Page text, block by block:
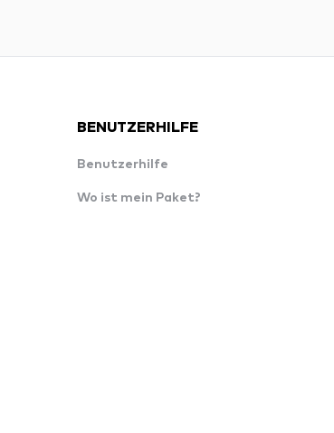
BENUTZERHILFE
Benutzerhilfe
Wo ist mein Paket?